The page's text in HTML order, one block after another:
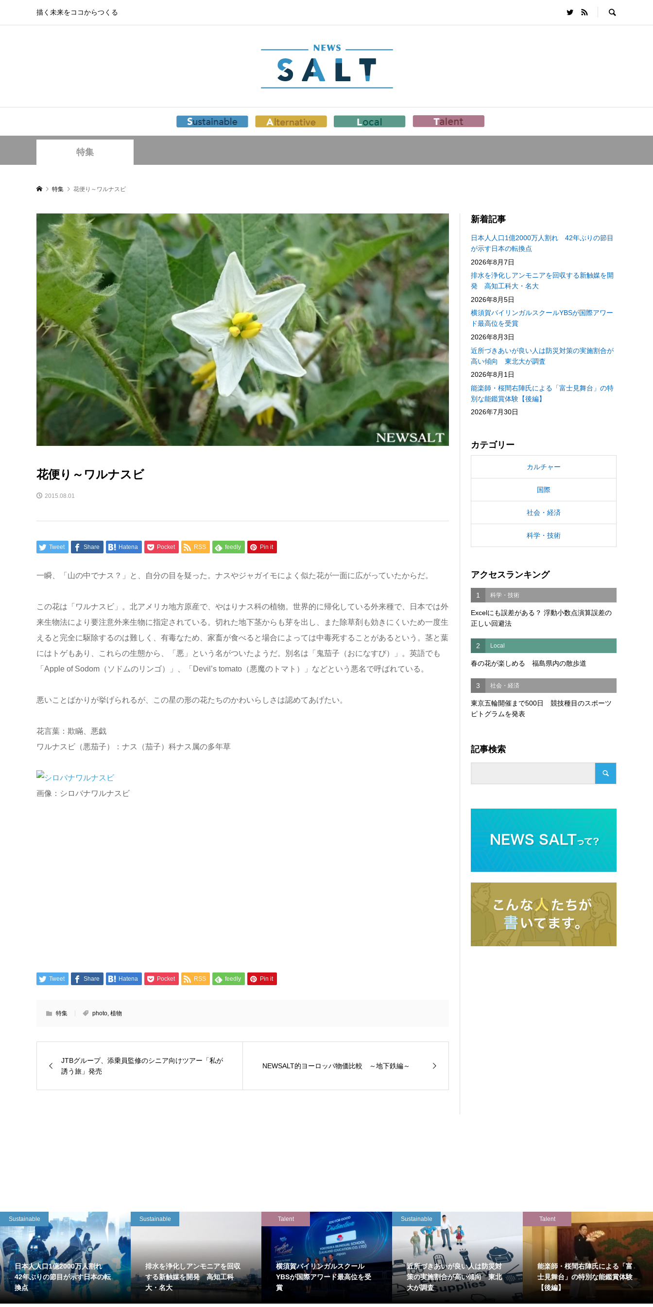
描く未来をココからつくる
特集
特集 花便り～ワルナスビ
花便り～ワルナスビ
2015.08.01
Tweet Share Hatena Pocket RSS feedly Pin it
一瞬、「山の中でナス？」と、自分の目を疑った。ナスやジャガイモによく似た花が一面に広がっていたからだ。
この花は「ワルナスビ」。北アメリカ地方原産で、やはりナス科の植物。世界的に帰化している外来種で、日本では外
来生物法により要注意外来生物に指定されている。切れた地下茎からも芽を出し、また除草剤も効きにくいため一度生
えると完全に駆除するのは難しく、有毒なため、家畜が食べると場合によっては中毒死することがあるという。茎と葉
にはトゲもあり、これらの生態から、「悪」という名がついたようだ。別名は「鬼茄子（おになすび）」。英語でも
「Apple of Sodom（ソドムのリンゴ）」、「Devil’s tomato（悪魔のトマト）」などという悪名で呼ばれている。
悪いことばかりが挙げられるが、この星の形の花たちのかわいらしさは認めてあげたい。
花言葉：欺瞞、悪戯
ワルナスビ（悪茄子）：ナス（茄子）科ナス属の多年草
画像：シロバナワルナスビ
Tweet Share Hatena Pocket RSS feedly Pin it
特集 photo, 植物
JTBグループ、添乗員監修のシニア向けツアー「私が
誘う旅」発売
NEWSALT的ヨーロッパ物価比較 ～地下鉄編～
新着記事
日本人人口1億2000万人割れ 42年ぶりの節目
が示す日本の転換点
2026年8月7日
排水を浄化しアンモニアを回収する新触媒を開
発 高知工科大・名大
2026年8月5日
横須賀バイリンガルスクールYBSが国際アワー
ド最高位を受賞
2026年8月3日
近所づきあいが良い人は防災対策の実施割合が
高い傾向 東北大が調査
2026年8月1日
能楽師・桜間右陣氏による「富士見舞台」の特
別な能鑑賞体験【後編】
2026年7月30日
カテゴリー
カルチャー
国際
社会・経済
科学・技術
アクセスランキング
1 科学・技術
Excelにも誤差がある？ 浮動小数点演算誤差の
正しい回避法
2 Local
春の花が楽しめる 福島県内の散歩道
3 社会・経済
東京五輪開催まで500日 競技種目のスポーツ
ピトグラムを発表
記事検索
Sustainable
日本人人口1億2000万人割れ
42年ぶりの節目が示す日本の転
換点
Sustainable
排水を浄化しアンモニアを回収
する新触媒を開発 高知工科
大・名大
Talent
横須賀バイリンガルスクール
YBSが国際アワード最高位を受
賞
Sustainable
近所づきあいが良い人は防災対
策の実施割合が高い傾向 東北
大が調査
Talent
能楽師・桜間右陣氏による「富
士見舞台」の特別な能鑑賞体験
【後編】